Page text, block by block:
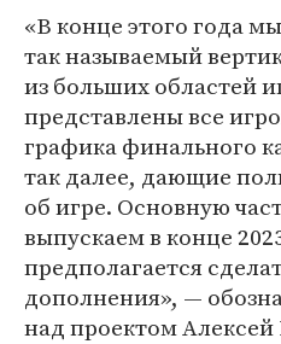
«В конце этого года
так называемый
из больших областей
представлены все
графика финального
так далее, дающие
об игре. Основную
выпускаем в конце
предполагается
дополнения», —
над проектом Алексей